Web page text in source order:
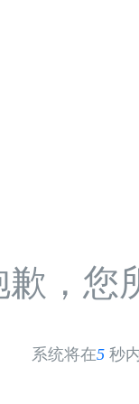
歉，您
系统将在5 秒